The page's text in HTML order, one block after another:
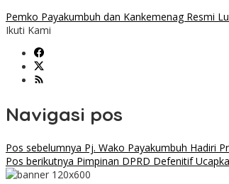
Pemko Payakumbuh dan Kankemenag Resmi
Ikuti Kami
Navigasi pos
Pos sebelumnya Pj. Wako Payakumbuh Hadiri
Pos berikutnya Pimpinan DPRD Defenitif